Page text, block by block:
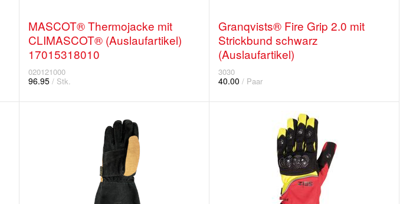
MASCOT® Thermojacke mit
CLIMASCOT® (Auslaufartikel)
17015318010
020121000
96.95 / Stk.
Granqvists® Fire Grip 2.0 mit
Strickbund schwarz
(Auslaufartikel)
3030
40.00 / Paar